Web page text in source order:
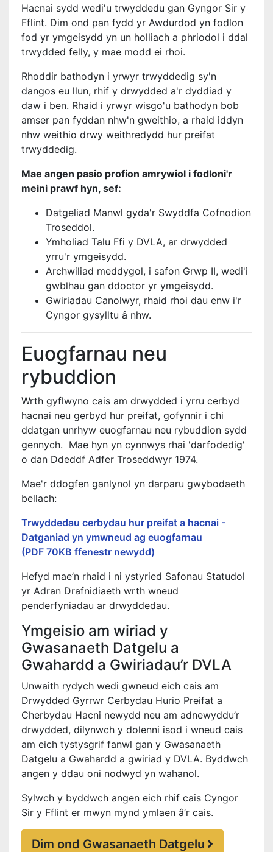
Hacnai sydd wedi'u trwyddedu gan Gyngor Sir y
Fflint. Dim ond pan fydd yr Awdurdod yn fodlon
fod yr ymgeisydd yn un holliach a phriodol i ddal
trwydded felly, y mae modd ei rhoi.
Rhoddir bathodyn i yrwyr trwyddedig sy'n
dangos eu llun, rhif y drwydded a'r dyddiad y
daw i ben. Rhaid i yrwyr wisgo'u bathodyn bob
amser pan fyddan nhw'n gweithio, a rhaid iddyn
nhw weithio drwy weithredydd hur preifat
trwyddedig.
Mae angen pasio profion amrywiol i fodloni'r
meini prawf hyn, sef:
Datgeliad Manwl gyda'r Swyddfa Cofnodion
Troseddol.
Ymholiad Talu Ffi y DVLA, ar drwydded
yrru'r ymgeisydd.
Archwiliad meddygol, i safon Grwp II, wedi'i
gwblhau gan ddoctor yr ymgeisydd.
Gwiriadau Canolwyr, rhaid rhoi dau enw i'r
Cyngor gysylltu â nhw.
Euogfarnau neu
rybuddion
Wrth gyflwyno cais am drwydded i yrru cerbyd
hacnai neu gerbyd hur preifat, gofynnir i chi
ddatgan unrhyw euogfarnau neu rybuddion sydd
gennych. Mae hyn yn cynnwys rhai 'darfodedig'
o dan Ddeddf Adfer Troseddwyr 1974.
Mae'r ddogfen ganlynol yn darparu gwybodaeth
bellach:
Trwyddedau cerbydau hur preifat a hacnai -
Datganiad yn ymwneud ag euogfarnau
(PDF 70KB ffenestr newydd)
Hefyd mae’n rhaid i ni ystyried Safonau Statudol
yr Adran Drafnidiaeth wrth wneud
penderfyniadau ar drwyddedau.
Ymgeisio am wiriad y
Gwasanaeth Datgelu a
Gwahardd a Gwiriadau’r DVLA
Unwaith rydych wedi gwneud eich cais am
Drwydded Gyrrwr Cerbydau Hurio Preifat a
Cherbydau Hacni newydd neu am adnewyddu’r
drwydded, dilynwch y dolenni isod i wneud cais
am eich tystysgrif fanwl gan y Gwasanaeth
Datgelu a Gwahardd a gwiriad y DVLA. Byddwch
angen y ddau oni nodwyd yn wahanol.
Sylwch y byddwch angen eich rhif cais Cyngor
Sir y Fflint er mwyn mynd ymlaen â’r cais.
Dim ond Gwasanaeth Datgelu